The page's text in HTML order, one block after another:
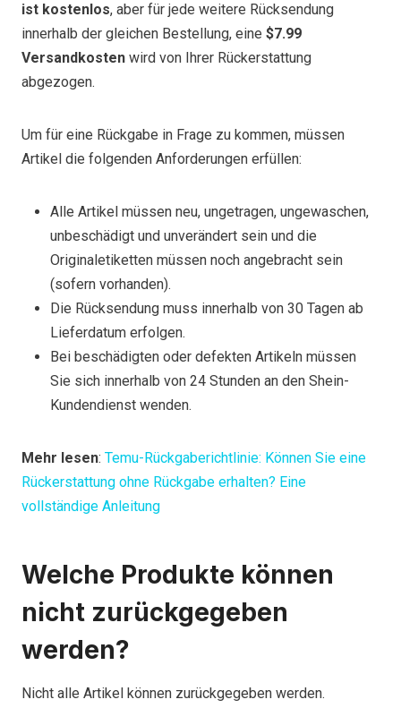
ist kostenlos, aber für jede weitere Rücksendung
innerhalb der gleichen Bestellung, eine $7.99
Versandkosten wird von Ihrer Rückerstattung
abgezogen.
Um für eine Rückgabe in Frage zu kommen, müssen
Artikel die folgenden Anforderungen erfüllen:
Alle Artikel müssen neu, ungetragen, ungewaschen,
unbeschädigt und unverändert sein und die
Originaletiketten müssen noch angebracht sein
(sofern vorhanden).
Die Rücksendung muss innerhalb von 30 Tagen ab
Lieferdatum erfolgen.
Bei beschädigten oder defekten Artikeln müssen
Sie sich innerhalb von 24 Stunden an den Shein-
Kundendienst wenden.
Mehr lesen: Temu-Rückgaberichtlinie: Können Sie eine
Rückerstattung ohne Rückgabe erhalten? Eine
vollständige Anleitung
Welche Produkte können
nicht zurückgegeben
werden?
Nicht alle Artikel können zurückgegeben werden.